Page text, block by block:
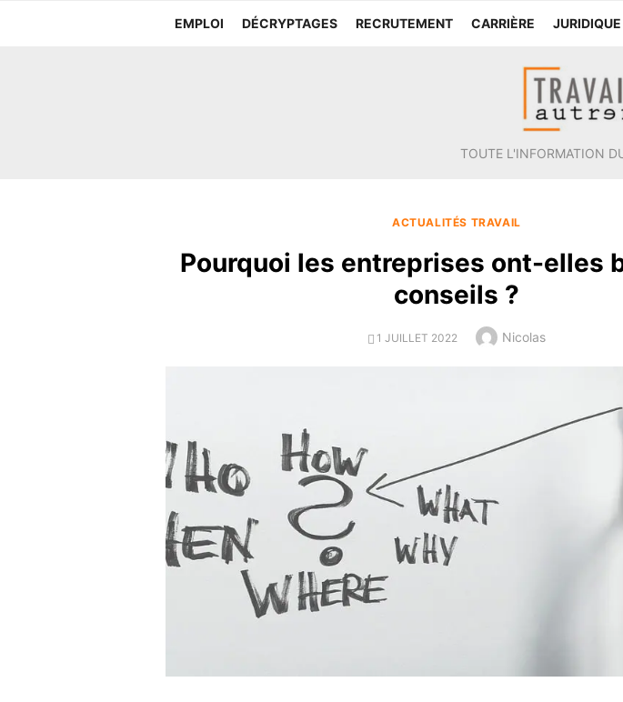
EMPLOI DÉCRYPTAGES RECRUTEMENT CARRIÈRE JURIDIQUE
TOUTE L'INFORMATION
ACTUALITÉS TRAVAIL
Pourquoi les entreprises ont-elles
conseils ?
POSTED
1 JUILLET 2022 Author
Nicolas